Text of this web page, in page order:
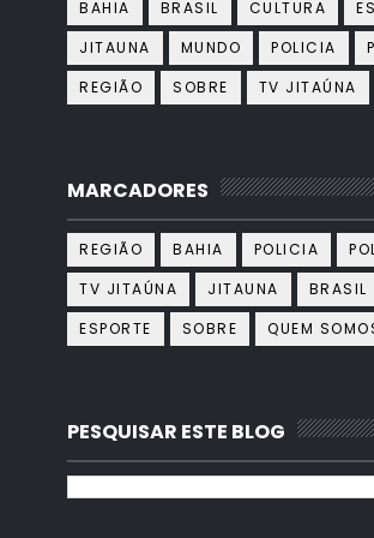
BAHIA BRASIL CULTURA
JITAUNA
MUNDO POLICIA
REGIÃO
SOBRE TV JITAÚNA
MARCADORES
REGIÃO BAHIA POLICIA
TV JITAÚNA
JITAUNA
BRASIL
ESPORTE
SOBRE QUEM
PESQUISAR ESTE BLOG